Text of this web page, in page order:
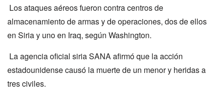
Los ataques aéreos fueron contra centros de
almacenamiento de armas y de operaciones, dos de ellos
en Siria y uno en Iraq, según Washington.
La agencia oficial siria SANA afirmó que la acción
estadounidense causó la muerte de un menor y heridas a
tres civiles.